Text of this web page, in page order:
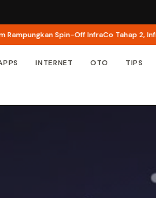
Spin-Off InfraCo Tahap 2,
INTERNET OTO TIPS